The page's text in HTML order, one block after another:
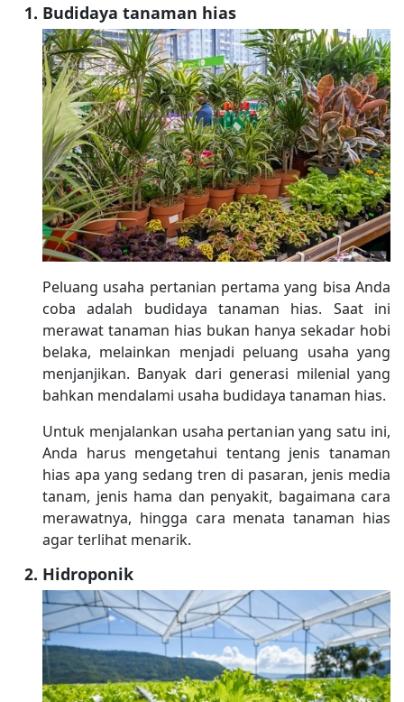
Budidaya tanaman hias
Peluang usaha pertanian pertama yang bisa Anda
coba adalah budidaya tanaman hias. Saat ini
merawat tanaman hias bukan hanya sekadar hobi
belaka, melainkan menjadi peluang usaha yang
menjanjikan. Banyak dari generasi milenial yang
bahkan mendalami usaha budidaya tanaman hias.
Untuk menjalankan usaha pertanian yang satu ini,
Anda harus mengetahui tentang jenis tanaman
hias apa yang sedang tren di pasaran, jenis media
tanam, jenis hama dan penyakit, bagaimana cara
merawatnya, hingga cara menata tanaman hias
agar terlihat menarik.
Hidroponik